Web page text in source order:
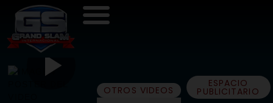
OTROS VIDEOS
ESPACIO
PUBLICITARIO